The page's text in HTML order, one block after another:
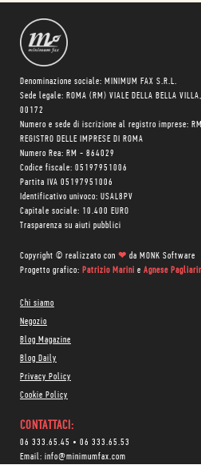
Denominazione sociale: MINIMUM FAX S.R.L.
Sede legale: ROMA (RM) VIALE DELLA BELLA
00172
Numero e sede di iscrizione al registro imprese:
REGISTRO DELLE IMPRESE DI ROMA
Numero Rea: RM - 864029
Codice fiscale: 05197951006
Partita IVA 05197951006
Identificativo univoco: USAL8PV
Capitale sociale: 10.400 EURO
Trasparenza su aiuti pubblici
Copyright © realizzato con ❤ da MONK Software
Progetto grafico: Patrizio Marini e Agnese
Chi siamo
Negozio
Blog Magazine
Blog Daily
Privacy Policy
Cookie Policy
CONTATTACI:
06 333.65.45 • 06 333.65.53
Email: info@minimumfax.com